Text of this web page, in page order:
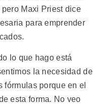
Maxi Priest dice
para emprender
lo que hago está
la necesidad de
fórmulas porque en el
esta forma. No veo